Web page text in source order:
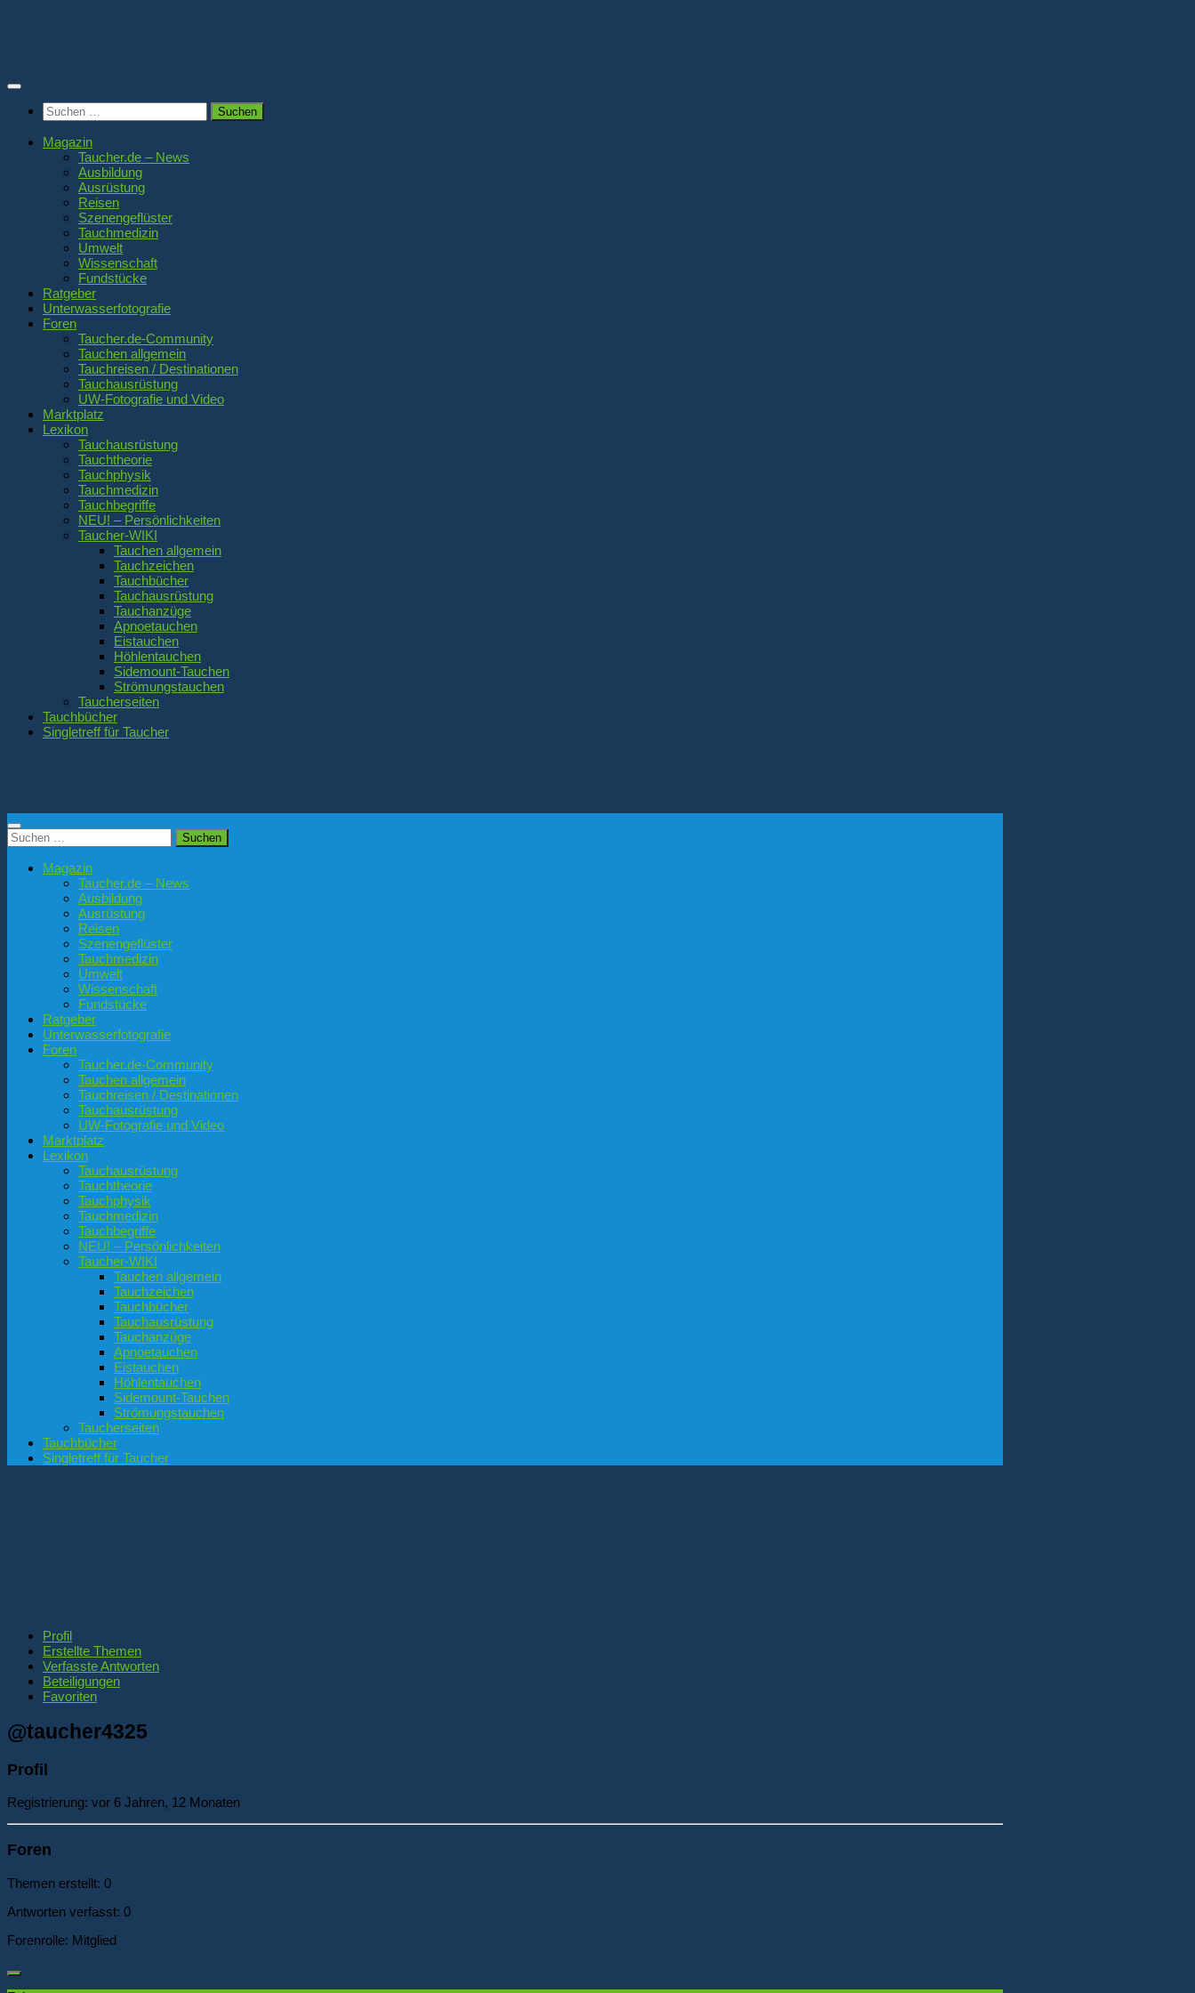
Suchen
nach:
Magazin
Taucher.de – News
Ausbildung
Ausrüstung
Reisen
Szenengeflüster
Tauchmedizin
Umwelt
Wissenschaft
Fundstücke
Ratgeber
Unterwasserfotografie
Foren
Taucher.de-Community
Tauchen allgemein
Tauchreisen / Destinationen
Tauchausrüstung
UW-Fotografie und Video
Marktplatz
Lexikon
Tauchausrüstung
Tauchtheorie
Tauchphysik
Tauchmedizin
Tauchbegriffe
NEU! – Persönlichkeiten
Taucher-WIKI
Tauchen allgemein
Tauchzeichen
Tauchbücher
Tauchausrüstung
Tauchanzüge
Apnoetauchen
Eistauchen
Höhlentauchen
Sidemount-Tauchen
Strömungstauchen
Taucherseiten
Tauchbücher
Singletreff für Taucher
Suchen
nach:
Magazin
Taucher.de – News
Ausbildung
Ausrüstung
Reisen
Szenengeflüster
Tauchmedizin
Umwelt
Wissenschaft
Fundstücke
Ratgeber
Unterwasserfotografie
Foren
Taucher.de-Community
Tauchen allgemein
Tauchreisen / Destinationen
Tauchausrüstung
UW-Fotografie und Video
Marktplatz
Lexikon
Tauchausrüstung
Tauchtheorie
Tauchphysik
Tauchmedizin
Tauchbegriffe
NEU! – Persönlichkeiten
Taucher-WIKI
Tauchen allgemein
Tauchzeichen
Tauchbücher
Tauchausrüstung
Tauchanzüge
Apnoetauchen
Eistauchen
Höhlentauchen
Sidemount-Tauchen
Strömungstauchen
Taucherseiten
Tauchbücher
Singletreff für Taucher
Profil
Erstellte Themen
Verfasste Antworten
Beteiligungen
Favoriten
@taucher4325
Profil
Registrierung: vor 6 Jahren, 12 Monaten
Foren
Themen erstellt: 0
Antworten verfasst: 0
Forenrolle: Mitglied